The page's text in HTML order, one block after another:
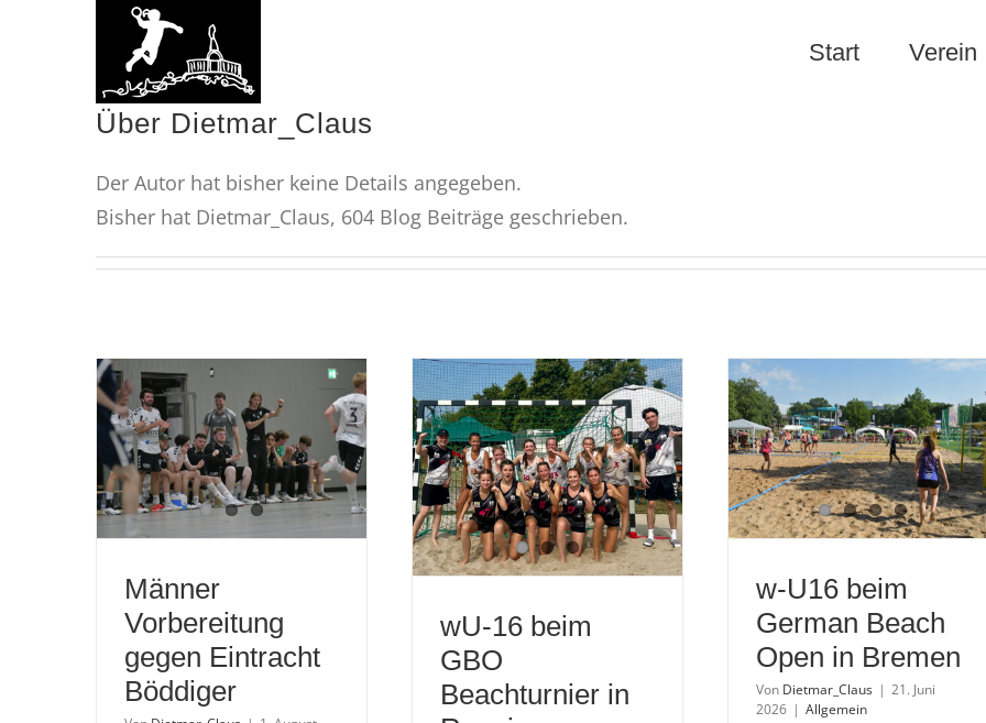
Start Verein
Über Dietmar_Claus
Der Autor hat bisher keine Details angegeben.
Bisher hat Dietmar_Claus, 604 Blog Beiträge geschrieben.
Männer
Vorbereitung
gegen Eintracht
Böddiger
wU-16 beim
GBO
Beachturnier in
w-U16 beim
German Beach
Open in Bremen
Von Dietmar_Claus | 21. Juni
2026 | Allgemein